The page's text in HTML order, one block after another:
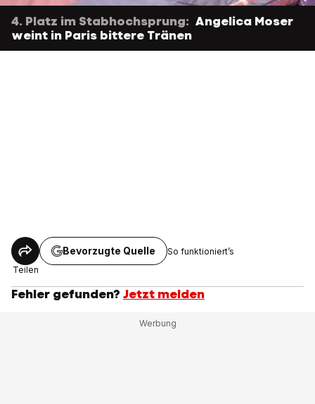
4. Platz im Stabhochsprung: Angelica Moser
weint in Paris bittere Tränen
Teilen
Bevorzugte Quelle So funktioniert’s
Fehler gefunden? Jetzt melden